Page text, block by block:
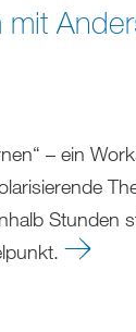
– ein
Stunden